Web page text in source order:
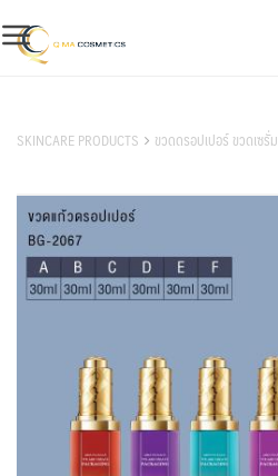
to
content
SKINCARE PRODUCTS ขวดดรอปเปอร์ ขวดเซรั่ม